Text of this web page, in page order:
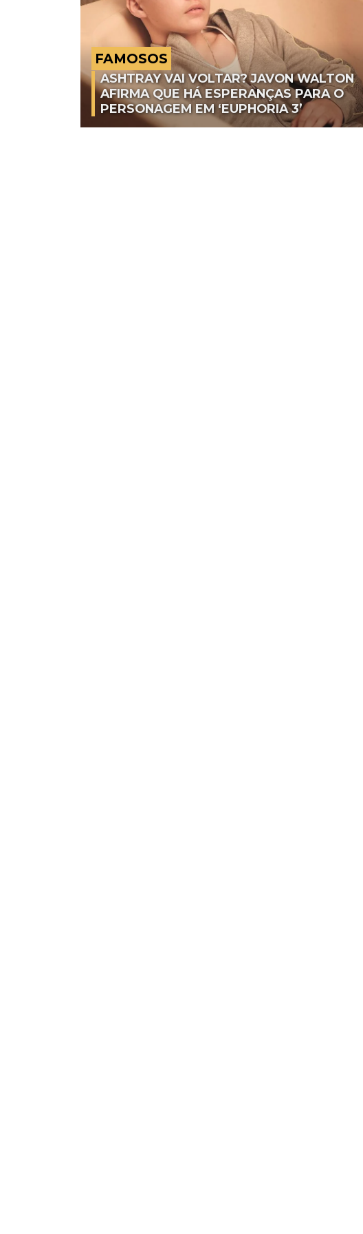
FAMOSOS
ASHTRAY VAI VOLTAR? JAVON WALTON
AFIRMA QUE HÁ ESPERANÇAS PARA O
PERSONAGEM EM ‘EUPHORIA 3’